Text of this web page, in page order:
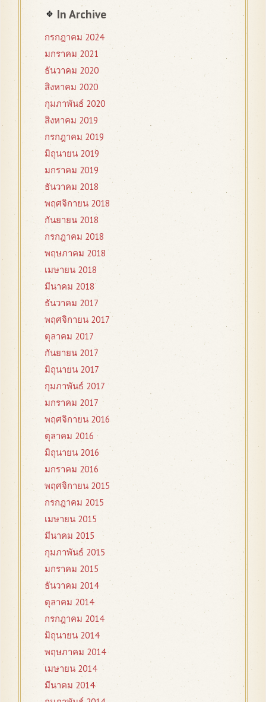
In Archive
กรกฎาคม 2024
มกราคม 2021
ธันวาคม 2020
สิงหาคม 2020
กุมภาพันธ์ 2020
สิงหาคม 2019
กรกฎาคม 2019
มิถุนายน 2019
มกราคม 2019
ธันวาคม 2018
พฤศจิกายน 2018
กันยายน 2018
กรกฎาคม 2018
พฤษภาคม 2018
เมษายน 2018
มีนาคม 2018
ธันวาคม 2017
พฤศจิกายน 2017
ตุลาคม 2017
กันยายน 2017
มิถุนายน 2017
กุมภาพันธ์ 2017
มกราคม 2017
พฤศจิกายน 2016
ตุลาคม 2016
มิถุนายน 2016
มกราคม 2016
พฤศจิกายน 2015
กรกฎาคม 2015
เมษายน 2015
มีนาคม 2015
กุมภาพันธ์ 2015
มกราคม 2015
ธันวาคม 2014
ตุลาคม 2014
กรกฎาคม 2014
มิถุนายน 2014
พฤษภาคม 2014
เมษายน 2014
มีนาคม 2014